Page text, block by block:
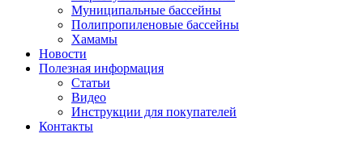
Муниципальные бассейны
Полипропиленовые бассейны
Хамамы
Новости
Полезная информация
Статьи
Видео
Инструкции для покупателей
Контакты